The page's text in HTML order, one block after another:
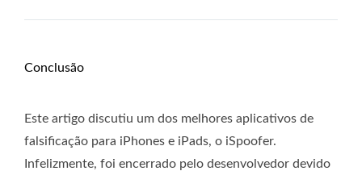
Conclusão
Este artigo discutiu um dos melhores aplicativos de
falsificação para iPhones e iPads, o iSpoofer.
Infelizmente, foi encerrado pelo desenvolvedor devido